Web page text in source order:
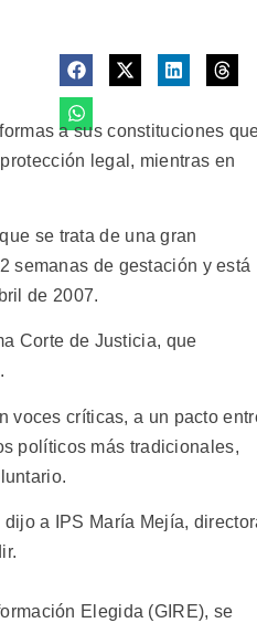
a sus constituciones
legal, mientras en
se trata de una gran
semanas de gestación y está
de 2007.
Corte de Justicia, que
voces críticas, a un pacto
políticos más tradicionales,
a IPS María Mejía,
Elegida (GIRE), se